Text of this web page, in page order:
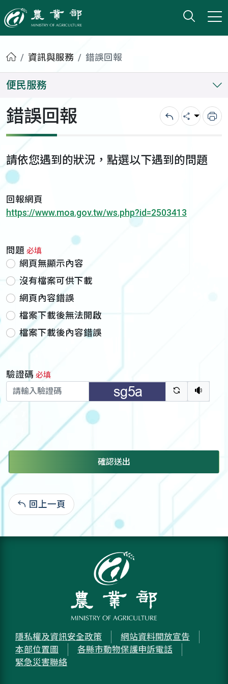
農業部
打開
小版
首頁資訊與服務 錯誤回報
便民服務
錯誤回報 回上一頁
分享 列
請依您遇到的狀況，點選以下遇到的問題
回報網頁
https://www.moa.gov.tw/ws.php?id=2503413
問題 必填
網頁無顯示內容
沒有檔案可供下載
網頁內容錯誤
檔案下載後無法開啟
檔案下載後內容錯誤
驗證碼 必填
驗證碼重新
聽語
確認送出
回上一頁
隱私權及資訊安全政策
網站資料開放宣告
本部位置圖
各縣市動物保護申訴電話
緊急災害聯絡